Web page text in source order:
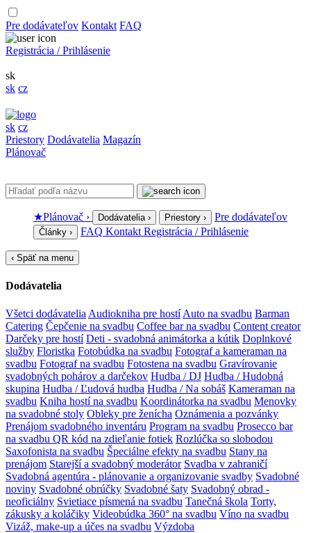
Pre dodávateľov Kontakt FAQ
Registrácia / Prihlásenie
sk
sk cz
sk cz
Priestory Dodávatelia Magazín
Plánovač
★Plánovač › Dodávatelia › Priestory › Pre dodávateľov
Články › FAQ Kontakt Registrácia / Prihlásenie
‹ Späť na menu
Dodávatelia
Všetci dodávatelia Audiokniha pre hostí Auto na svadbu Barman
Catering Čepčenie na svadbu Coffee bar na svadbu Content creator
Darčeky pre hostí Deti - svadobná animátorka a kútik Doplnkové
služby Floristka Fotobúdka na svadbu Fotograf a kameraman na
svadbu Fotograf na svadbu Fotostena na svadbu Gravírovanie
svadobných pohárov a darčekov Hudba / DJ Hudba / Hudobná
skupina Hudba / Ľudová hudba Hudba / Na sobáš Kameraman na
svadbu Kniha hostí na svadbu Koordinátorka na svadbu Menovky
na svadobné stoly Obleky pre ženícha Oznámenia a pozvánky
Prenájom svadobného inventáru Program na svadbu Prosecco bar
na svadbu QR kód na zdieľanie fotiek Rozlúčka so slobodou
Saxofonista na svadbu Špeciálne efekty na svadbu Stany na
prenájom Starejší a svadobný moderátor Svadba v zahraničí
Svadobná agentúra - plánovanie a organizovanie svadby Svadobné
noviny Svadobné obrúčky Svadobné šaty Svadobný obrad -
neoficiálny Svietiace písmená na svadbu Tanečná škola Torty,
zákusky a koláčiky Videobúdka 360° na svadbu Víno na svadbu
Vizáž, make-up a účes na svadbu Výzdoba